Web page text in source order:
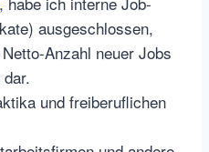
ausgeschlossen,
Anzahl neuer Jobs
und freiberuflichen